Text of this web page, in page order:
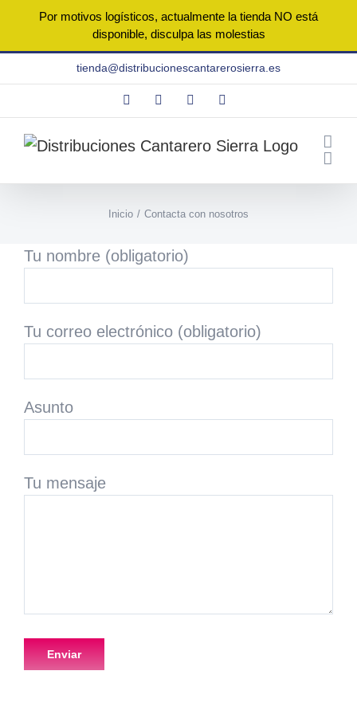
Por motivos logísticos, actualmente la tienda NO está
disponible, disculpa las molestias
al
tienda@distribucionescantarerosierra.es
FacebookInstagramWhatsApp
Inicio Contacta con nosotros
Tu nombre (obligatorio)
Tu correo electrónico (obligatorio)
Asunto
Tu mensaje